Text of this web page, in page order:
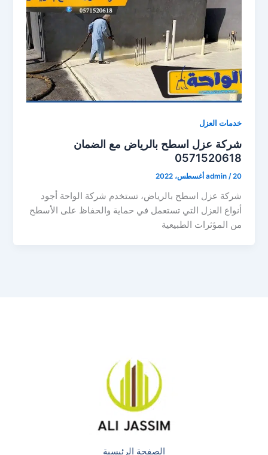
خدمات العزل
شركة عزل اسطح بالرياض مع الضمان
0571520618
admin /20 أغسطس، 2022
شركة عزل اسطح بالرياض، تستخدم شركة الواحة أجود
أنواع العزل التي تستعمل في حماية والحفاظ على الأسطح
من المؤثرات الطبيعية
الصفحة الرئيسية